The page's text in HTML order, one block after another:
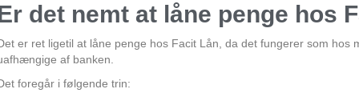
det nemt at låne penge hos
er ret ligetil at låne penge hos Facit Lån, da det fungerer som hos
af banken.
foregår i følgende trin: